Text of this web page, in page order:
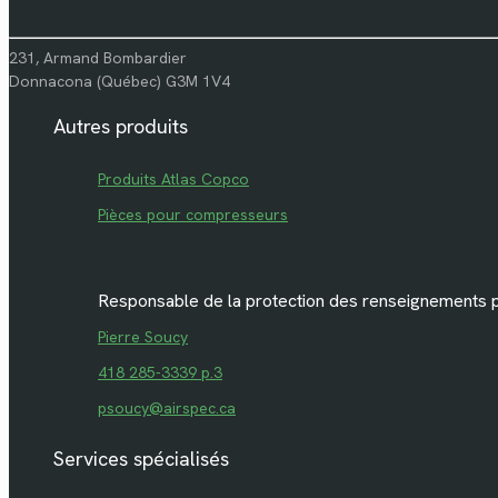
231, Armand Bombardier
Donnacona (Québec) G3M 1V4
Autres produits
Produits Atlas Copco
Pièces pour compresseurs
Responsable de la protection des renseignements
Pierre Soucy
418 285-3339 p.3
psoucy@airspec.ca
Services spécialisés